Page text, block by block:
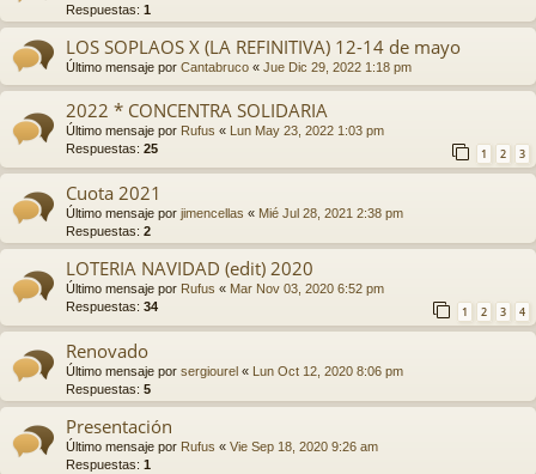
Respuestas: 1
LOS SOPLAOS X (LA REFINITIVA) 12-14 de mayo
Último mensaje por Cantabruco « Jue Dic 29, 2022 1:18 pm
2022 * CONCENTRA SOLIDARIA
Último mensaje por Rufus « Lun May 23, 2022 1:03 pm
Respuestas: 25 1 2 3
Cuota 2021
Último mensaje por jimencellas « Mié Jul 28, 2021 2:38 pm
Respuestas: 2
LOTERIA NAVIDAD (edit) 2020
Último mensaje por Rufus « Mar Nov 03, 2020 6:52 pm
Respuestas: 34 1 2 3 4
Renovado
Último mensaje por sergiourel «
Lun Oct 12, 2020 8:06 pm
Respuestas: 5
Presentación
Último mensaje por Rufus « Vie Sep 18, 2020 9:26 am
Respuestas: 1